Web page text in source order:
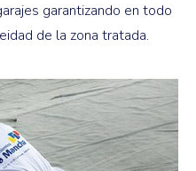
garantizando en todo
de la zona tratada.